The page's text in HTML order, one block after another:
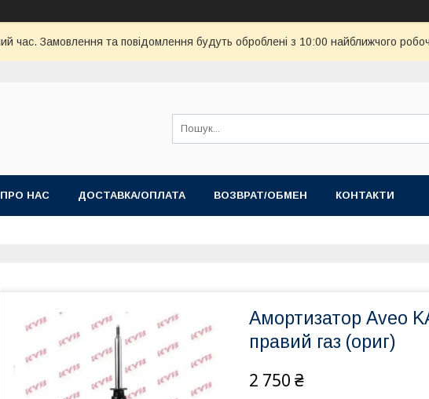
час. Замовлення та повідомлення будуть оброблені з 10:00 найближчого
ПРО НАС ДОСТАВКА/ОПЛАТА ВОЗВРАТ/ОБМЕН КОНТАКТИ
Амортизатор Aveo
правий газ (ориг)
2 750 ₴